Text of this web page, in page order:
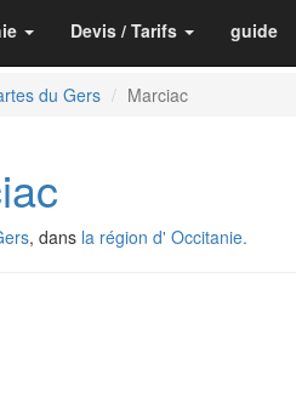
Devis / Tarifs guide
du Gers Marciac
, dans la région d' Occitanie.